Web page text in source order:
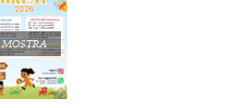
MOSTRA